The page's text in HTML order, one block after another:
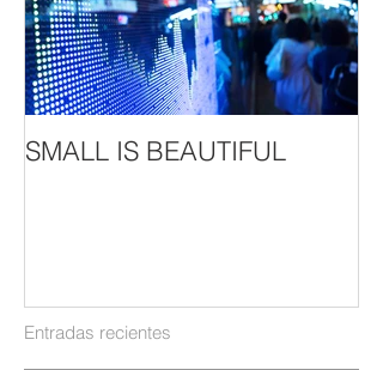
SMALL IS BEAUTIFUL
Entradas recientes